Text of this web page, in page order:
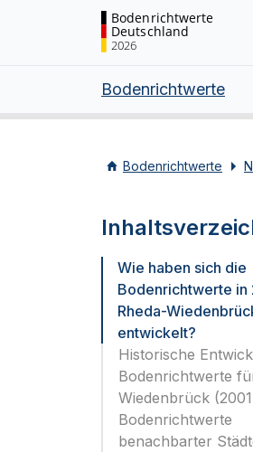
Bodenrichtwerte
Deutschland
2026
Bodenrichtwerte
Bodenrichtwerte
Wie haben sich die
Bodenrichtwerte in
Rheda-
entwickelt?
Historische
Bodenrichtwerte
Wiedenbrück
Bodenrichtwerte
benachbarter